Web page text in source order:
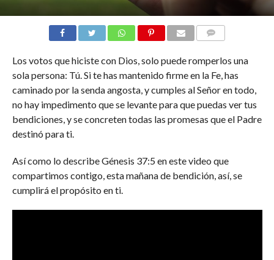
Los votos que hiciste con Dios, solo puede romperlos una
sola persona: Tú. Si te has mantenido firme en la Fe, has
caminado por la senda angosta, y cumples al Señor en todo,
no hay impedimento que se levante para que puedas ver tus
bendiciones, y se concreten todas las promesas que el Padre
destinó para ti.
Así como lo describe Génesis 37:5 en este video que
compartimos contigo, esta mañana de bendición, así, se
cumplirá el propósito en ti.